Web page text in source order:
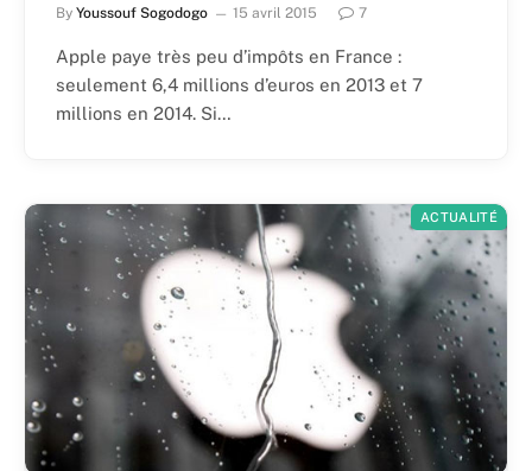
By Youssouf Sogodogo 15 avril 2015 7
Apple paye très peu d’impôts en France :
seulement 6,4 millions d’euros en 2013 et 7
millions en 2014. Si…
ACTUALITÉ